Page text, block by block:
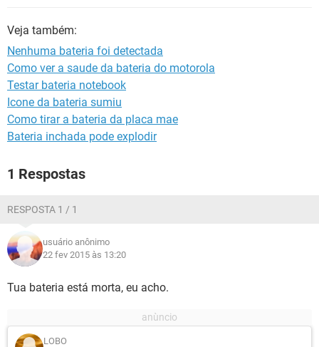
Veja também:
Nenhuma bateria foi detectada
Como ver a saude da bateria do motorola
Testar bateria notebook
Icone da bateria sumiu
Como tirar a bateria da placa mae
Bateria inchada pode explodir
1 Respostas
RESPOSTA 1 / 1
usuário anônimo
22 fev 2015 às 13:20
Tua bateria está morta, eu acho.
LOBO